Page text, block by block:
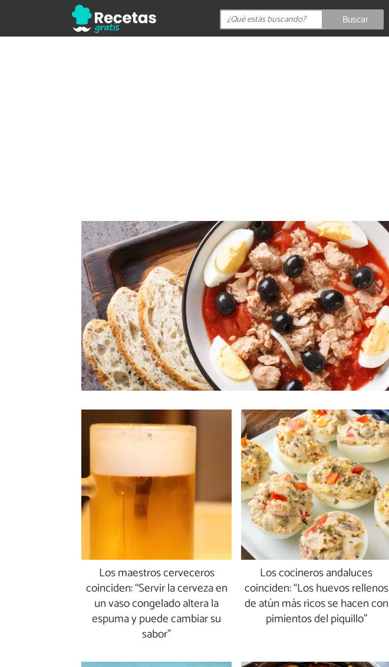
Buscar
Los maestros cerveceros
coinciden: “Servir la cerveza en
un vaso congelado altera la
espuma y puede cambiar su
sabor”
Los cocineros andaluces
coinciden: “Los huevos rellenos
de atún más ricos se hacen con
pimientos del piquillo”